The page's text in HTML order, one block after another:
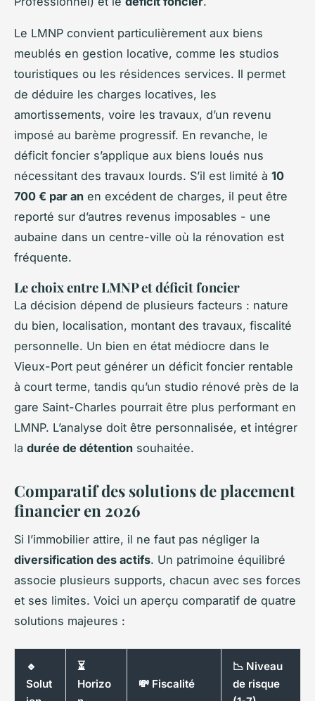
Le LMNP convient particulièrement aux biens
meublés en gestion locative, comme les studios
touristiques ou les résidences services. Il permet
de déduire les charges locatives, les
amortissements, voire les travaux, d’un revenu
imposé au barème progressif. En revanche, le
déficit foncier s’applique aux biens loués nus
nécessitant des travaux lourds. S’il est limité à 10
700 € par an en excédent de charges, il peut être
reporté sur d’autres revenus imposables - une
aubaine dans un centre-ville où la rénovation est
fréquente.
Le choix entre LMNP et déficit foncier
La décision dépend de plusieurs facteurs : nature
du bien, localisation, montant des travaux, fiscalité
personnelle. Un bien en état médiocre dans le
Vieux-Port peut générer un déficit foncier rentable
à court terme, tandis qu’un studio rénové près de la
gare Saint-Charles pourrait être plus performant en
LMNP. L’analyse doit être personnalisée, et intégrer
la durée de détention souhaitée.
Comparatif des solutions de placement
financier en 2026
Si l’immobilier attire, il ne faut pas négliger la
diversification des actifs. Un patrimoine équilibré
associe plusieurs supports, chacun avec ses forces
et ses limites. Voici un aperçu comparatif de quatre
solutions majeures :
🔹
Solut
⏳
Horizo
💸 Fiscalité
📉 Niveau
de risque